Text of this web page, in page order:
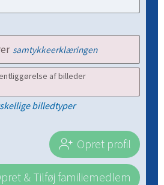
samtykkeerklæringen
af billeder
billedtyper
Opret profil
& Tilføj familiemedlem